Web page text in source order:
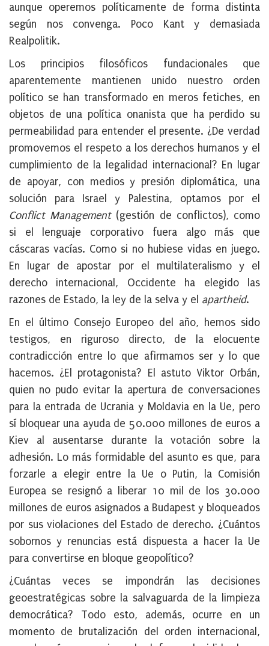
aunque operemos políticamente de forma distinta
según nos convenga. Poco Kant y demasiada
Realpolitik.
Los principios filosóficos fundacionales que
aparentemente mantienen unido nuestro orden
político se han transformado en meros fetiches, en
objetos de una política onanista que ha perdido su
permeabilidad para entender el presente. ¿De verdad
promovemos el respeto a los derechos humanos y el
cumplimiento de la legalidad internacional? En lugar
de apoyar, con medios y presión diplomática, una
solución para Israel y Palestina, optamos por el
Conflict Management(gestión de conflictos), como
si el lenguaje corporativo fuera algo más que
cáscaras vacías. Como si no hubiese vidas en juego.
En lugar de apostar por el multilateralismo y el
derecho internacional, Occidente ha elegido las
razones de Estado, la ley de la selva y el apartheid.
En el último Consejo Europeo del año, hemos sido
testigos, en riguroso directo, de la elocuente
contradicción entre lo que afirmamos ser y lo que
hacemos. ¿El protagonista? El astuto Viktor Orbán,
quien no pudo evitar la apertura de conversaciones
para la entrada de Ucrania y Moldavia en la Ue, pero
sí bloquear una ayuda de 50.000 millones de euros a
Kiev al ausentarse durante la votación sobre la
adhesión. Lo más formidable del asunto es que, para
forzarle a elegir entre la Ue o Putin, la Comisión
Europea se resignó a liberar 10 mil de los 30.000
millones de euros asignados a Budapest y bloqueados
por sus violaciones del Estado de derecho. ¿Cuántos
sobornos y renuncias está dispuesta a hacer la Ue
para convertirse en bloque geopolítico?
¿Cuántas veces se impondrán las decisiones
geoestratégicas sobre la salvaguarda de la limpieza
democrática? Todo esto, además, ocurre en un
momento de brutalización del orden internacional,